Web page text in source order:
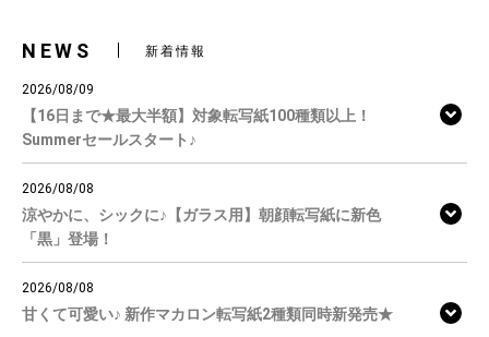
NEWS 新着情報
2026/08/09
【16日まで★最大半額】対象転写紙100種類以上！
Summerセールスタート♪
2026/08/08
涼やかに、シックに♪【ガラス用】朝顔転写紙に新色
「黒」登場！
2026/08/08
甘くて可愛い♪ 新作マカロン転写紙2種類同時新発売★